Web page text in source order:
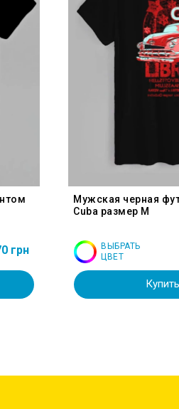
грн
Мужская черная
Cuba размер M
ВЫБРАТЬ
ЦВЕТ
Купить